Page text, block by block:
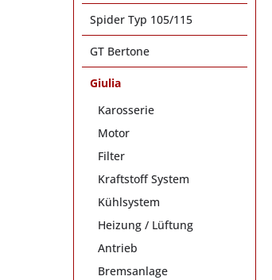
Spider Typ 105/115
GT Bertone
Giulia
Karosserie
Motor
Filter
Kraftstoff System
Kühlsystem
Heizung / Lüftung
Antrieb
Bremsanlage